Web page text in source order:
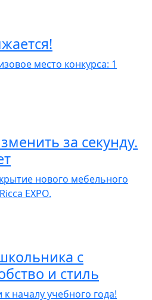
место конкурса: 1
за секунду.
нового мебельного
EXPO.
с
и стиль
началу учебного года!